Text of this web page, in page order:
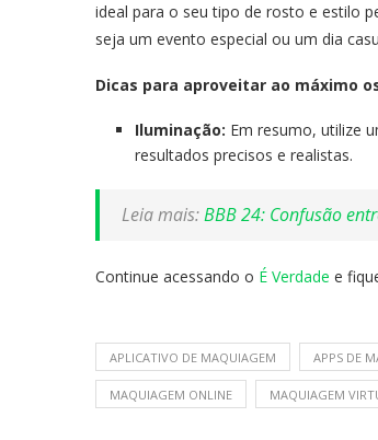
ideal para o seu tipo de rosto e estilo
seja um evento especial ou um dia
Dicas para aproveitar ao máximo
Iluminação: Em resumo, utilize
resultados precisos e realistas.
Leia mais:BBB 24: Confusão
Continue acessando o É Verdade e
APLICATIVO DE MAQUIAGEM APPS DE
MAQUIAGEM ONLINE MAQUIAGEM